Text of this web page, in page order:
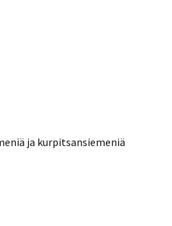
ja kurpitsansiemeniä